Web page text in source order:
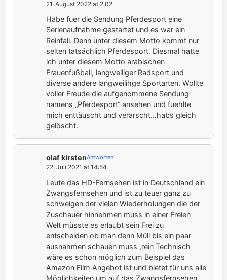
21. August 2022 at 2:02
Habe fuer die Sendung Pferdesport eine
Serienaufnahme gestartet und es war ein
Reinfall. Denn unter diesem Motto kommt nur
selten tatsächlich Pferdesport. Diesmal hatte
ich unter diesem Motto arabischen
Frauenfußball, langweiliger Radsport und
diverse andere langweilihge Sportarten. Wollte
voller Freude die aufgenommene Sendung
namens „Pferdesport“ ansehen und fuehlte
mich enttäuscht und verarscht…habs gleich
gelöscht.
olaf kirstenAntworten
22. Juli 2021 at 14:54
Leute das HD-Fernsehen ist in Deutschland ein
Zwangsfernsehen und ist zu teuer ganz zu
schweigen der vielen Wiederholungen die der
Zuschauer hinnehmen muss in einer Freien
Welt müsste es erlaubt sein Frei zu
entscheiden ob man denn Müll bis ein paar
ausnahmen schauen muss ,rein Technisch
wäre es schon möglich zum Beispiel das
Amazon Film Angebot ist und bietet für uns alle